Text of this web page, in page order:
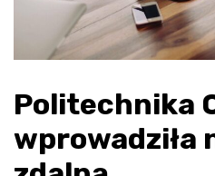
Politechnika
wprowadziła